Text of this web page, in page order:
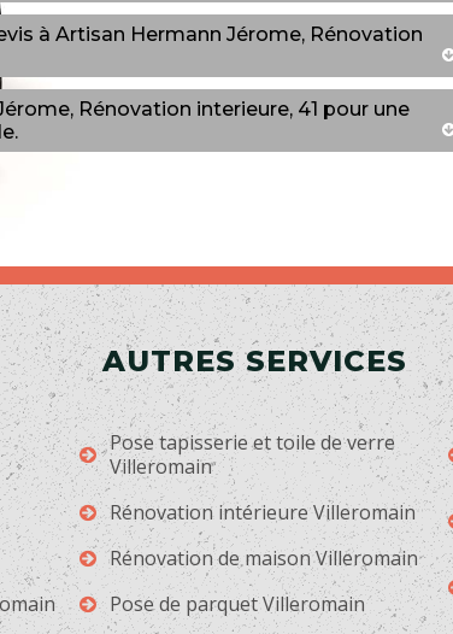
à Artisan Hermann Jérome, Rénovation
Rénovation interieure, 41 pour une
AUTRES SERVICES
Pose tapisserie et toile de verre
Villeromain
Rénovation intérieure Villeromain
Rénovation de maison Villeromain
Pose de parquet Villeromain